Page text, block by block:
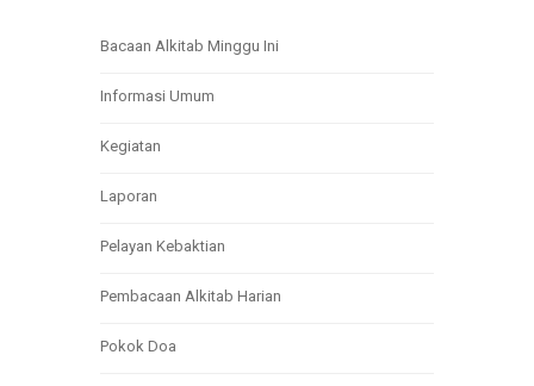
Bacaan Alkitab Minggu Ini
Informasi Umum
Kegiatan
Laporan
Pelayan Kebaktian
Pembacaan Alkitab Harian
Pokok Doa